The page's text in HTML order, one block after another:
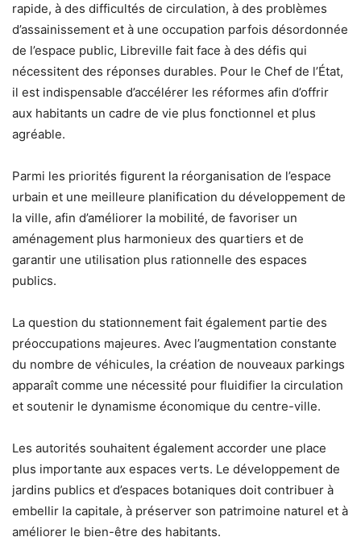
rapide, à des difficultés de circulation, à des problèmes
d’assainissement et à une occupation parfois désordonnée
de l’espace public, Libreville fait face à des défis qui
nécessitent des réponses durables. Pour le Chef de l’État,
il est indispensable d’accélérer les réformes afin d’offrir
aux habitants un cadre de vie plus fonctionnel et plus
agréable.
Parmi les priorités figurent la réorganisation de l’espace
urbain et une meilleure planification du développement de
la ville, afin d’améliorer la mobilité, de favoriser un
aménagement plus harmonieux des quartiers et de
garantir une utilisation plus rationnelle des espaces
publics.
La question du stationnement fait également partie des
préoccupations majeures. Avec l’augmentation constante
du nombre de véhicules, la création de nouveaux parkings
apparaît comme une nécessité pour fluidifier la circulation
et soutenir le dynamisme économique du centre-ville.
Les autorités souhaitent également accorder une place
plus importante aux espaces verts. Le développement de
jardins publics et d’espaces botaniques doit contribuer à
embellir la capitale, à préserver son patrimoine naturel et à
améliorer le bien-être des habitants.